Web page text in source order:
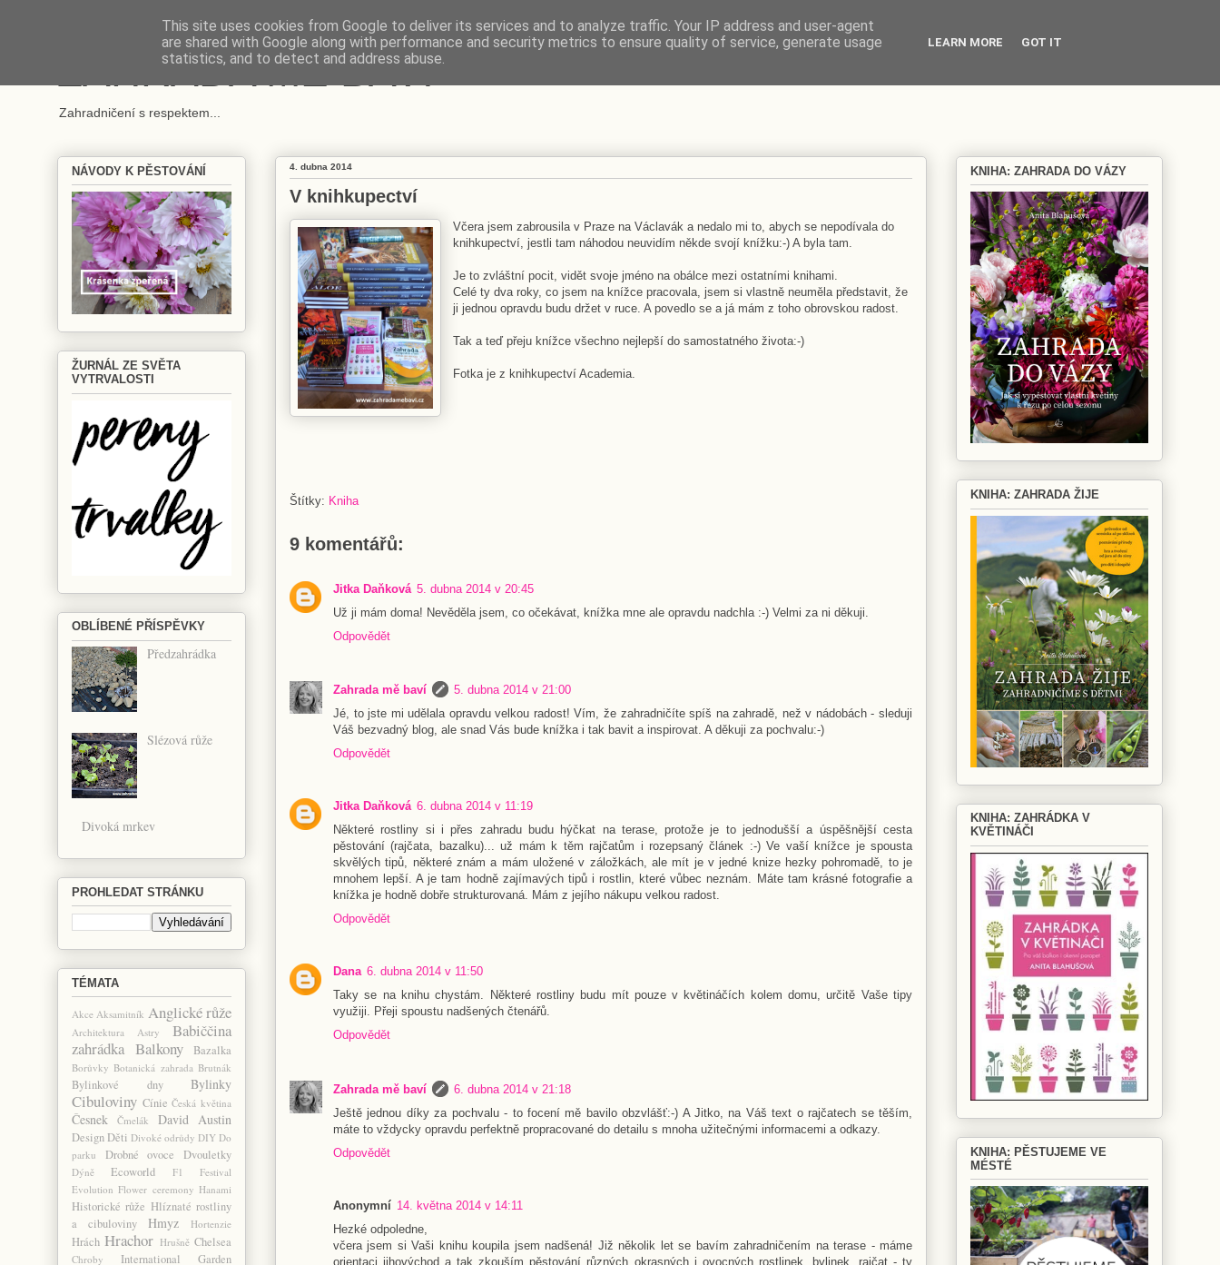
ZAHRADA MĚ BAVÍ
Zahradničení s respektem...
4. dubna 2014
V knihkupectví
Včera jsem zabrousila v Praze na Václavák a nedalo mi to, abych se nepodívala do
knihkupectví, jestli tam náhodou neuvidím někde svojí knížku:-) A byla tam.
Je to zvláštní pocit, vidět svoje jméno na obálce mezi ostatními knihami.
Celé ty dva roky, co jsem na knížce pracovala, jsem si vlastně neuměla představit, že
ji jednou opravdu budu držet v ruce. A povedlo se a já mám z toho obrovskou radost.
Tak a teď přeju knížce všechno nejlepší do samostatného života:-)
Fotka je z knihkupectví Academia.
Štítky: Kniha
9 komentářů:
Jitka Daňková 5. dubna 2014 v 20:45
Už ji mám doma! Nevěděla jsem, co očekávat, knížka mne ale opravdu nadchla :-) Velmi za ni děkuji.
Odpovědět
Zahrada mě baví
5. dubna 2014 v 21:00
Jé, to jste mi udělala opravdu velkou radost! Vím, že zahradničíte spíš na zahradě, než v nádobách - sleduji
Váš bezvadný blog, ale snad Vás bude knížka i tak bavit a inspirovat. A děkuji za pochvalu:-)
Odpovědět
Jitka Daňková 6. dubna 2014 v 11:19
Některé rostliny si i přes zahradu budu hýčkat na terase, protože je to jednodušší a úspěšnější cesta
pěstování (rajčata, bazalku)... už mám k těm rajčatům i rozepsaný článek :-) Ve vaší knížce je spousta
skvělých tipů, některé znám a mám uložené v záložkách, ale mít je v jedné knize hezky pohromadě, to je
mnohem lepší. A je tam hodně zajímavých tipů i rostlin, které vůbec neznám. Máte tam krásné fotografie a
knížka je hodně dobře strukturovaná. Mám z jejího nákupu velkou radost.
Odpovědět
Dana 6. dubna 2014 v 11:50
Taky se na knihu chystám. Některé rostliny budu mít pouze v květináčích kolem domu, určitě Vaše tipy
využiji. Přeji spoustu nadšených čtenářů.
Odpovědět
Zahrada mě baví
6. dubna 2014 v 21:18
Ještě jednou díky za pochvalu - to focení mě bavilo obzvlášť:-) A Jitko, na Váš text o rajčatech se těším,
máte to vždycky opravdu perfektně propracované do detailu s mnoha užitečnými informacemi a odkazy.
Odpovědět
Anonymní 14. května 2014 v 14:11
Hezké odpoledne,
včera jsem si Vaši knihu koupila jsem nadšená! Již několik let se bavím zahradničením na terase - máme
orientaci jihovýchod a tak zkouším pěstování různých okrasných i ovocných rostlinek, bylinek, rajčat - ty
NÁVODY K PĚSTOVÁNÍ
ŽURNÁL ZE SVĚTA
VYTRVALOSTI
OBLÍBENÉ PŘÍSPĚVKY
Předzahrádka
Slézová růže
Divoká mrkev
PROHLEDAT STRÁNKU
TÉMATA
Akce Aksamitník Anglické růže
Architektura Astry
Babiččina
zahrádka Balkony Bazalka
Borůvky Botanická zahrada Brutnák
Bylinkové dny Bylinky
Cibuloviny Cínie Česká květina
Česnek Čmelák David Austin
DesignDěti Divoké odrůdy DIY Do
parku
Drobné ovoce Dvouletky
Dýně Ecoworld F1
Festival
Evolution Flower ceremony Hanami
Historické růže Hlíznaté rostliny
a cibuloviny
Hmyz Hortenzie
Hrách Hrachor Hrušně Chelsea
Chroby
International Garden
KNIHA: ZAHRADA DO VÁZY
KNIHA: ZAHRADA ŽIJE
KNIHA: ZAHRÁDKA V
KVĚTINÁČI
KNIHA: PĚSTUJEME VE
MÉSTÉ
This site uses cookies from Google to deliver its services and to analyze traffic. Your IP address and user-agent
are shared with Google along with performance and security metrics to ensure quality of service, generate usage
statistics, and to detect and address abuse.
LEARN MORE GOT IT